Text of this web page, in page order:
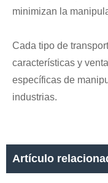
minimizan la
Cada tipo de
características y
específicas de
industrias.
Artículo